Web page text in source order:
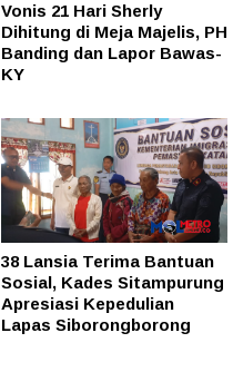
Vonis 21 Hari Sherly
Dihitung di Meja Majelis, PH
Banding dan Lapor Bawas-
KY
38 Lansia Terima Bantuan
Sosial, Kades Sitampurung
Apresiasi Kepedulian
Lapas Siborongborong